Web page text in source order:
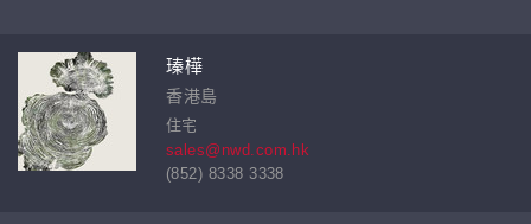
瑧樺
香港島
住宅
sales@nwd.com.hk
(852) 8338 3338